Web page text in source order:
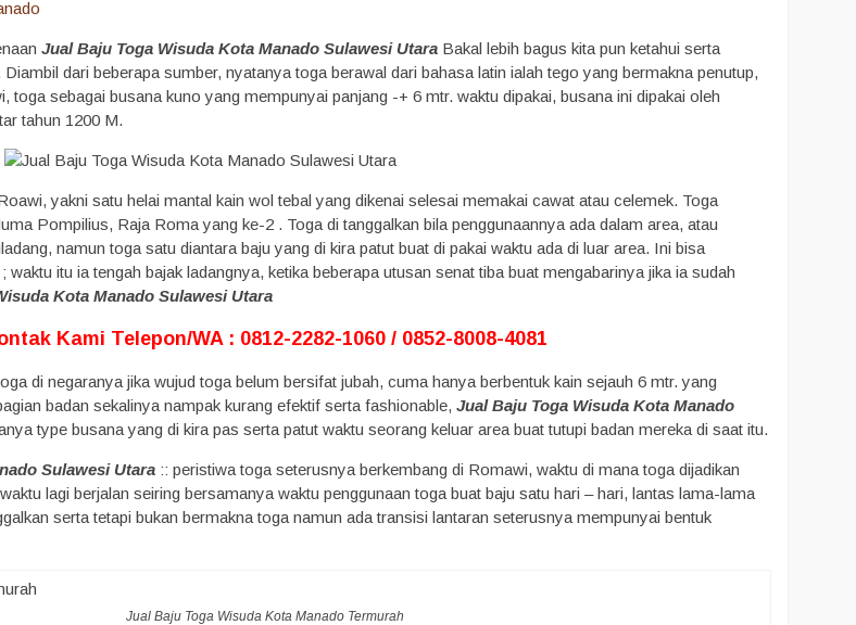
Jual Baju Toga Wisuda Kota Manado Sulawesi Utara Bakal lebih bagus kita pun ketahui serta
dari beberapa sumber, nyatanya toga berawal dari bahasa latin ialah tego yang bermakna penutup,
toga sebagai busana kuno yang mempunyai panjang -+ 6 mtr. waktu dipakai, busana ini dipakai oleh
tahun 1200 M.
yakni satu helai mantal kain wol tebal yang dikenai selesai memakai cawat atau celemek. Toga
Pompilius, Raja Roma yang ke-2 . Toga di tanggalkan bila penggunaannya ada dalam area, atau
namun toga satu diantara baju yang di kira patut buat di pakai waktu ada di luar area. Ini bisa
waktu itu ia tengah bajak ladangnya, ketika beberapa utusan senat tiba buat mengabarinya jika ia sudah
Kota Manado Sulawesi Utara
Kami Telepon/WA : 0812-2282-1060 / 0852-8008-4081
di negaranya jika wujud toga belum bersifat jubah, cuma hanya berbentuk kain sejauh 6 mtr. yang
badan sekalinya nampak kurang efektif serta fashionable,Jual Baju Toga Wisuda Kota Manado
type busana yang di kira pas serta patut waktu seorang keluar area buat tutupi badan mereka di saat itu.
Sulawesi Utara :: peristiwa toga seterusnya berkembang di Romawi, waktu di mana toga dijadikan
lagi berjalan seiring bersamanya waktu penggunaan toga buat baju satu hari – hari, lantas lama-lama
serta tetapi bukan bermakna toga namun ada transisi lantaran seterusnya mempunyai bentuk
Jual Baju Toga Wisuda Kota Manado Termurah